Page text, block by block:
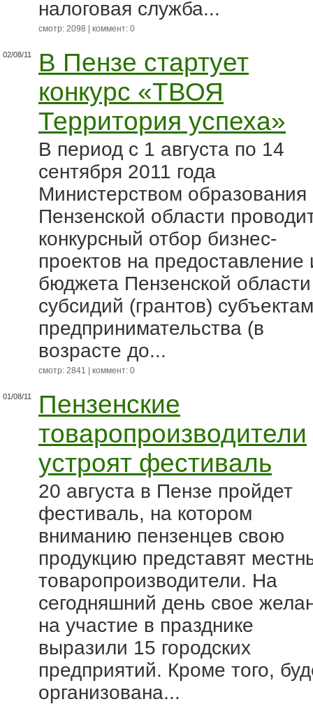
налоговая служба...
смотр: 2098 | коммент: 0
02/08/11
В Пензе стартует
конкурс «ТВОЯ
Территория успеха»
В период с 1 августа по 14
сентября 2011 года
Министерством образования
Пензенской области
конкурсный отбор бизнес-
проектов на предоставление
бюджета Пензенской области
субсидий (грантов) субъектам
предпринимательства (в
возрасте до...
смотр: 2841 | коммент: 0
01/08/11
Пензенские
товаропроизводители
устроят фестиваль
20 августа в Пензе пройдет
фестиваль, на котором
вниманию пензенцев свою
продукцию представят
товаропроизводители. На
сегодняшний день свое
на участие в празднике
выразили 15 городских
предприятий. Кроме того,
организована...